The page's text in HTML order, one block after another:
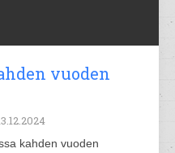
vuoden
kahden vuoden